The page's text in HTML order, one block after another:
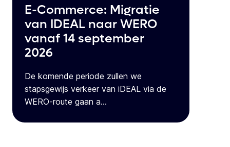
E-Commerce: Migratie
van IDEAL naar WERO
vanaf 14 september
2026
De komende periode zullen we
stapsgewijs verkeer van iDEAL via de
WERO-route gaan a...